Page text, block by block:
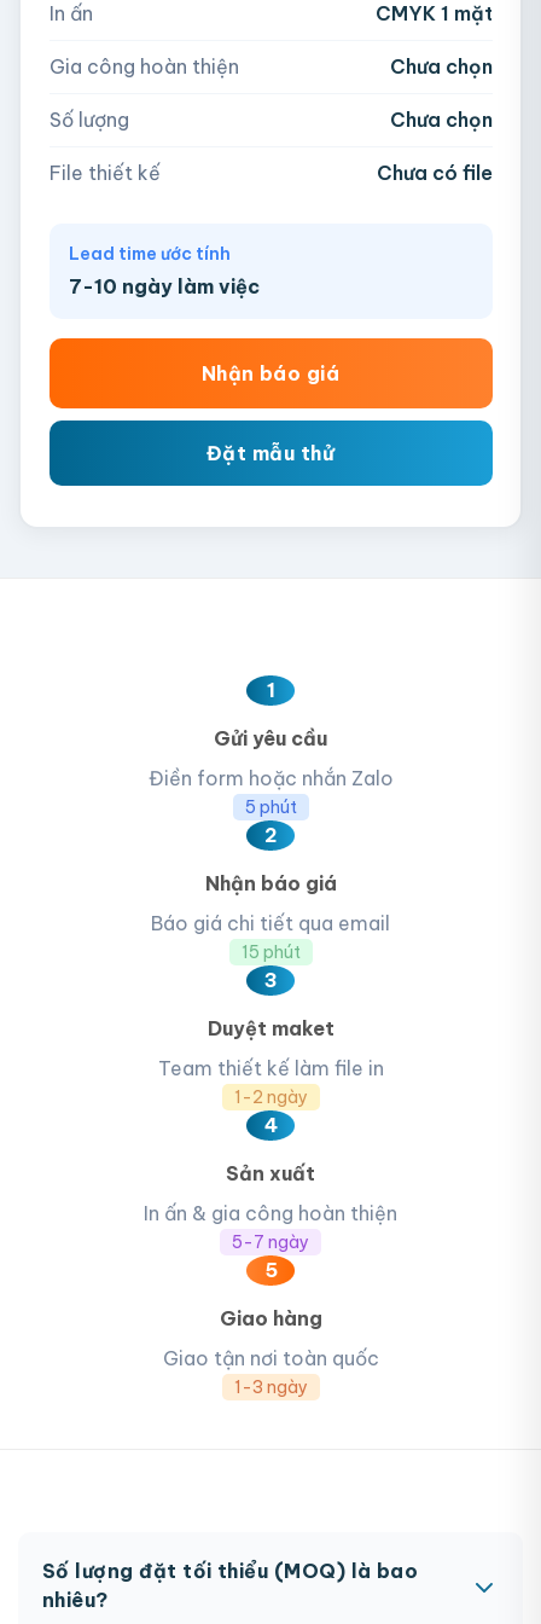
− + hộp
AI, PDF, EPS, PSD, PNG, JPG (tối đa 50MB)
In ấn CMYK 1 mặt
Gia công hoàn thiện Chưa chọn
Số lượng Chưa chọn
File thiết kế Chưa có file
Lead time ước tính
7-10 ngày làm việc
Nhận báo giá
Đặt mẫu thử
1
Gửi yêu cầu
Điền form hoặc nhắn Zalo
5 phút
2
Nhận báo giá
Báo giá chi tiết qua email
15 phút
3
Duyệt maket
Team thiết kế làm file in
1-2 ngày
4
Sản xuất
In ấn & gia công hoàn thiện
5-7 ngày
5
Giao hàng
Giao tận nơi toàn quốc
1-3 ngày
Số lượng đặt tối thiểu (MOQ) là bao
nhiêu?